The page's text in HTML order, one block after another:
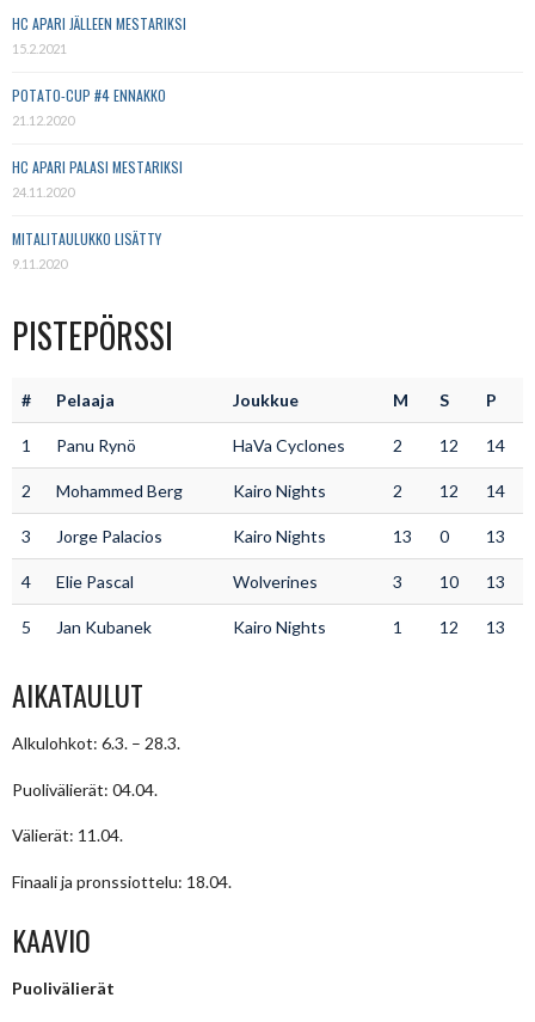
HC APARI JÄLLEEN MESTARIKSI
15.2.2021
POTATO-CUP #4 ENNAKKO
21.12.2020
HC APARI PALASI MESTARIKSI
24.11.2020
MITALITAULUKKO LISÄTTY
9.11.2020
PISTEPÖRSSI
# Pelaaja Joukkue M S P
1 Panu Rynö HaVa Cyclones 2 12 14
2 Mohammed Berg Kairo Nights 2 12 14
3 Jorge Palacios Kairo Nights 13 0 13
4 Elie Pascal Wolverines 3 10 13
5 Jan Kubanek Kairo Nights 1 12 13
AIKATAULUT
Alkulohkot: 6.3. – 28.3.
Puolivälierät: 04.04.
Välierät: 11.04.
Finaali ja pronssiottelu: 18.04.
KAAVIO
Puolivälierät